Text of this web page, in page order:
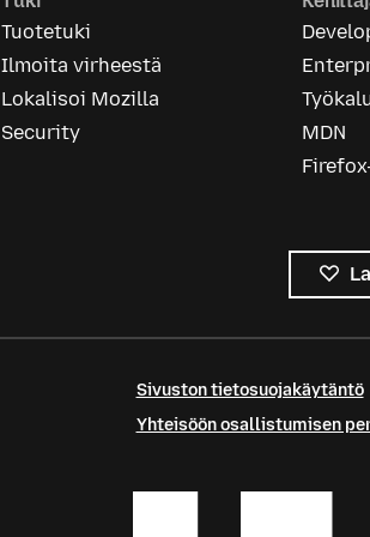
Tuotetuki
Ilmoita virheestä
Lokalisoi Mozilla
Security
MDN
Sivuston tietosuojakäytäntö
Yhteisöön osallistumisen